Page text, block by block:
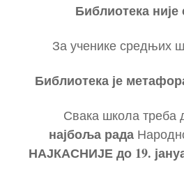
Библиотека
За ученике средњих
Библиотека је
Свака школа треба
најбоља рада
НАЈКАСНИЈЕдо 19.